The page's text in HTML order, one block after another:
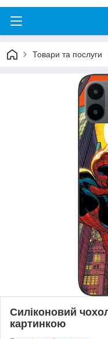
Товари та послуги
Силіконовий
картинкою